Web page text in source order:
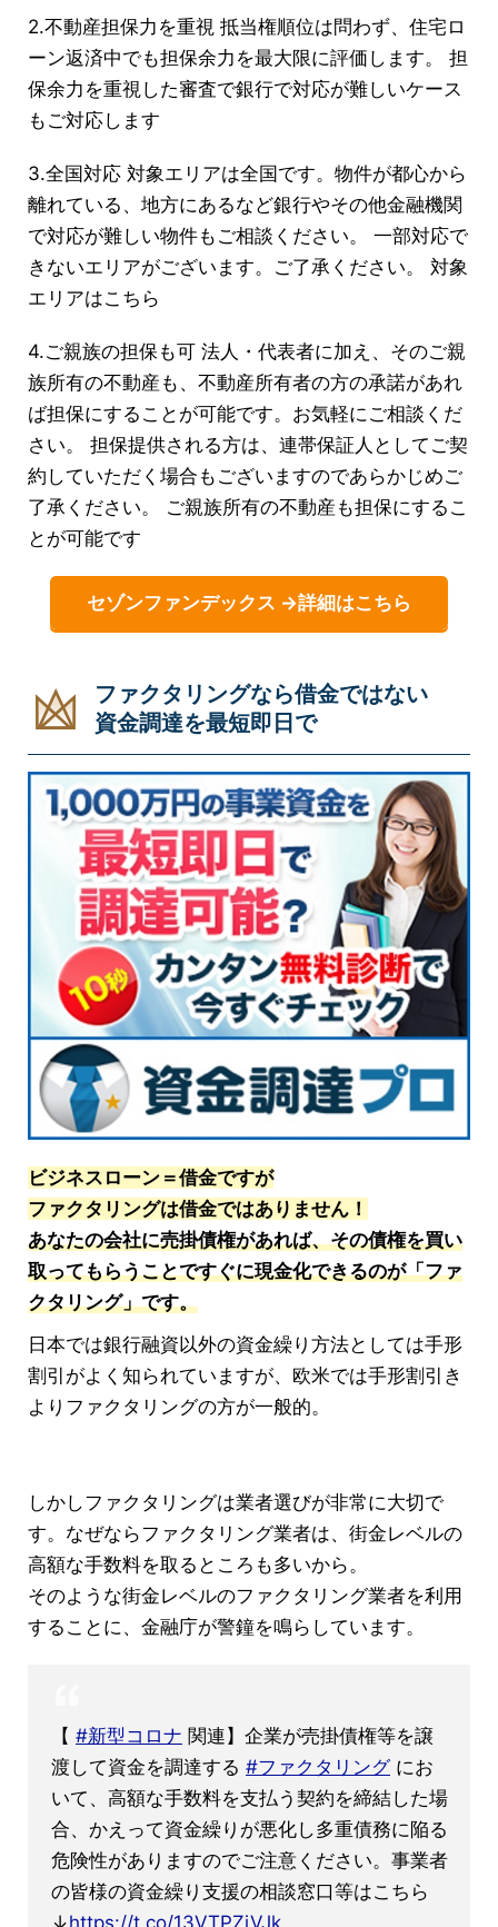
2.不動産担保力を重視 抵当権順位は問わず、住宅ロ
ーン返済中でも担保余力を最大限に評価します。 担
保余力を重視した審査で銀行で対応が難しいケース
もご対応します
3.全国対応 対象エリアは全国です。物件が都心から
離れている、地方にあるなど銀行やその他金融機関
で対応が難しい物件もご相談ください。 一部対応で
きないエリアがございます。ご了承ください。 対象
エリアはこちら
4.ご親族の担保も可 法人・代表者に加え、そのご親
族所有の不動産も、不動産所有者の方の承諾があれ
ば担保にすることが可能です。お気軽にご相談くだ
さい。 担保提供される方は、連帯保証人としてご契
約していただく場合もございますのであらかじめご
了承ください。 ご親族所有の不動産も担保にするこ
とが可能です
セゾンファンデックス →詳細はこちら
ファクタリングなら借金ではない
資金調達を最短即日で
ビジネスローン＝借金ですが
ファクタリングは借金ではありません！
あなたの会社に売掛債権があれば、その債権を買い
取ってもらうことですぐに現金化できるのが「ファ
クタリング」です。
日本では銀行融資以外の資金繰り方法としては手形
割引がよく知られていますが、欧米では手形割引き
よりファクタリングの方が一般的。
しかしファクタリングは業者選びが非常に大切で
す。なぜならファクタリング業者は、街金レベルの
高額な手数料を取るところも多いから。
そのような街金レベルのファクタリング業者を利用
することに、金融庁が警鐘を鳴らしています。
【 #新型コロナ 関連】企業が売掛債権等を譲
渡して資金を調達する #ファクタリングにお
いて、高額な手数料を支払う契約を締結した場
合、かえって資金繰りが悪化し多重債務に陥る
危険性がありますのでご注意ください。事業者
の皆様の資金繰り支援の相談窓口等はこちら